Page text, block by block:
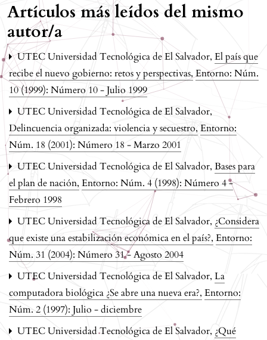
Artículos más leídos del mismo
autor/a
UTEC Universidad Tecnológica de El Salvador, El país que
recibe el nuevo gobierno: retos y perspectivas, Entorno: Núm.
10 (1999): Número 10 - Julio 1999
UTEC Universidad Tecnológica de El Salvador,
Delincuencia organizada: violencia y secuestro, Entorno:
Núm. 18 (2001): Número 18 - Marzo 2001
UTEC Universidad Tecnológica de El Salvador, Bases para
el plan de nación, Entorno: Núm. 4 (1998): Número 4 -
Febrero 1998
UTEC Universidad Tecnológica de El Salvador, ¿Considera
que existe una estabilización económica en el país?, Entorno:
Núm. 31 (2004): Número 31 - Agosto 2004
UTEC Universidad Tecnológica de El Salvador, La
computadora biológica ¿Se abre una nueva era?, Entorno:
Núm. 2 (1997): Julio - diciembre
UTEC Universidad Tecnológica de El Salvador, ¿Qué